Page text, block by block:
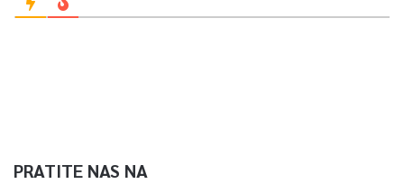
0
PRATITE NAS NA